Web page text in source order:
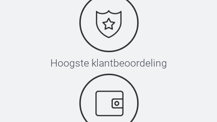
Hoogste klantbeoordeling